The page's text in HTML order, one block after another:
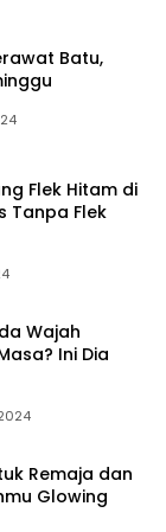
Batu,
Flek Hitam di
Tanpa Flek
Wajah
Ini Dia
Remaja dan
Glowing